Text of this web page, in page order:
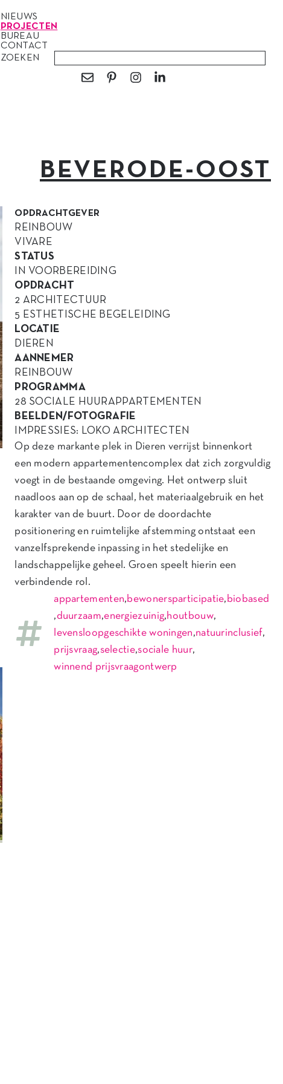
NIEUWS
PROJECTEN
BUREAU
CONTACT
ZOEKEN
BEVERODE-OOST
OPDRACHTGEVER
REINBOUW
VIVARE
STATUS
IN VOORBEREIDING
OPDRACHT
2 ARCHITECTUUR
5 ESTHETISCHE BEGELEIDING
LOCATIE
DIEREN
AANNEMER
REINBOUW
PROGRAMMA
28 SOCIALE HUURAPPARTEMENTEN
BEELDEN/FOTOGRAFIE
IMPRESSIES: LOKO ARCHITECTEN
Op deze markante plek in Dieren verrijst binnenkort
een modern appartementencomplex dat zich zorgvuldig
voegt in de bestaande omgeving. Het ontwerp sluit
naadloos aan op de schaal, het materiaalgebruik en het
karakter van de buurt. Door de doordachte
positionering en ruimtelijke afstemming ontstaat een
vanzelfsprekende inpassing in het stedelijke en
landschappelijke geheel. Groen speelt hierin een
verbindende rol.
appartementen,bewonersparticipatie, biobased
,duurzaam,energiezuinig,houtbouw,
levensloopgeschikte woningen,natuurinclusief,
prijsvraag,selectie,sociale huur,
winnend prijsvraagontwerp